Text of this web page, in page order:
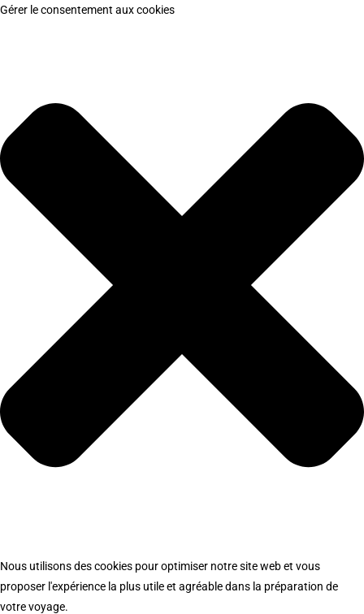
Gérer le consentement aux cookies
Nous utilisons des cookies pour optimiser notre site web et vous
proposer l'expérience la plus utile et agréable dans la préparation de
votre voyage.